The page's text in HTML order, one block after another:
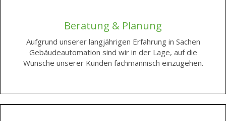
Beratung & Planung
Aufgrund unserer langjährigen Erfahrung in Sachen
Gebäudeautomation sind wir in der Lage, auf die
Wünsche unserer Kunden fachmännisch einzugehen.